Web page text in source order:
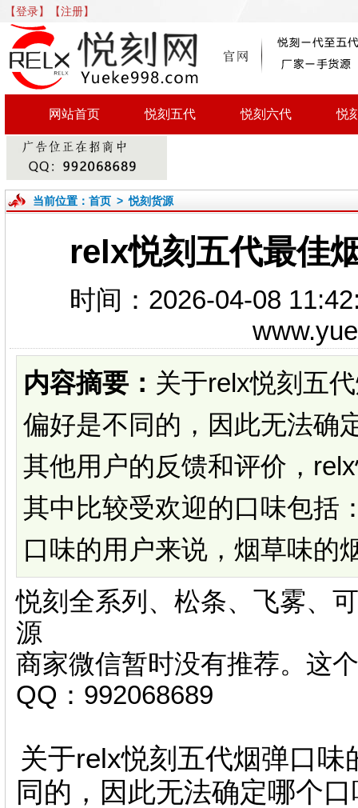
【登录】 【注册】
网站首页 悦刻五代 悦刻六代 悦
当前位置： 首页>悦刻货源
relx悦刻五代最佳
时间：2026-04-08
内容摘要： 关于relx悦刻五
偏好是不同的，因此无法确
其他用户的反馈和评价，
其中比较受欢迎的口味包括
口味的用户来说，烟草味的
悦刻全系列、松条、飞雾、
源
商家微信暂时没有推荐。这
QQ：992068689
关于relx悦刻五代烟弹口
同的，因此无法确定哪个